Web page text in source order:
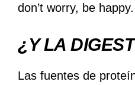
don’t worry, be happy.
¿Y LA
Las fuentes de